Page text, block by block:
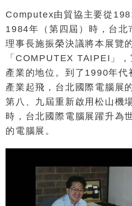
Computex由貿協主要從
1984年（第四屆）時，台北
理事長施振榮決議將本展覽
「COMPUTEX TAIPEI」
產業的地位。到了1990年代
產業起飛，台北國際電腦展
第八、九屆重新啟用松山機
時，台北國際電腦展躍升為
的電腦展。